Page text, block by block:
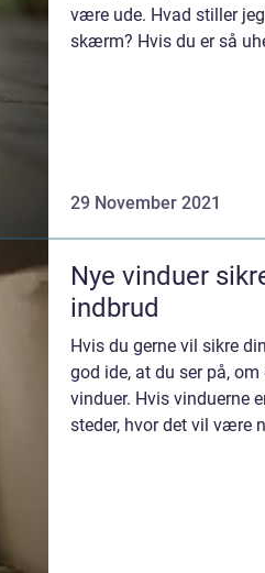
være ude. Hvad stiller
skærm? Hvis du er så
29 November 2021
Nye vinduer
indbrud
Hvis du gerne vil sikre
god ide, at du ser på,
vinduer. Hvis vinduerne
steder, hvor det vil være